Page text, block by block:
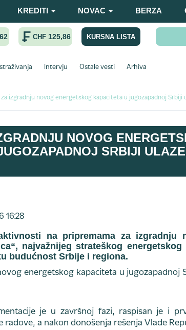
KREDITI NOVAC BERZA
CHF 125,86 KURSNA LISTA
Istraživanja Intervju Ostale vesti Arhiva
za izgradnju novog energetskog kapaciteta u jugozapadnoj Srbiji
NOVOG
SRBIJI
16:28
na pripremama za izgradnju
najvažnijeg strateškog energetskog
budućnost Srbije i regiona.
je u završnoj fazi, raspisan je i
a nakon donošenja rešenja Vlade